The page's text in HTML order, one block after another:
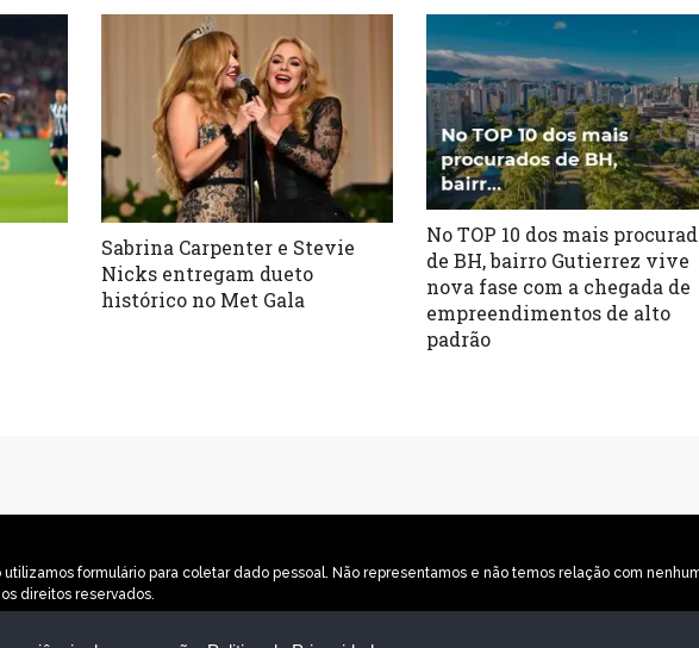
Sabrina Carpenter e Stevie
Nicks entregam dueto
histórico no Met Gala
No TOP 10 dos mais
de BH, bairro Gutierrez vive
nova fase com a chegada de
empreendimentos de alto
padrão
formulário para coletar dado pessoal. Não representamos e não temos relação com
direitos reservados.